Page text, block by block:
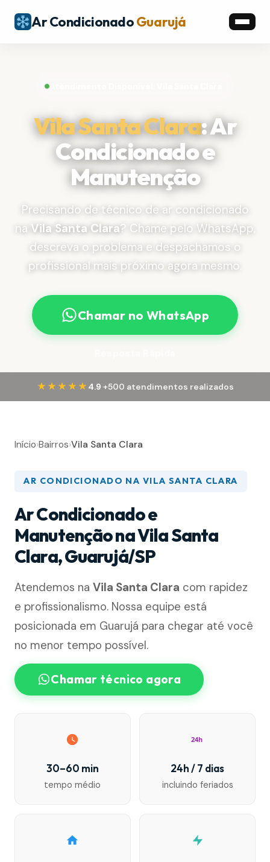
Ar CondicionadoGuarujá
Atendimento Disponível: Vila Santa Clara
Vila Santa Clara: Ar
Condicionado e
Manutenção
Precisando de técnico de ar condicionado
na Vila Santa Clara? Chame pelo WhatsApp,
descreva o problema e despachamos o
profissional mais próximo agora mesmo.
Chamar no WhatsApp
★★★★★ 4.9·+500 atendimentos realizados
Início›Bairros›Vila Santa Clara
AR CONDICIONADO NA VILA SANTA CLARA
Ar Condicionado e
Manutenção na Vila Santa
Clara, Guarujá/SP
Atendemos na Vila Santa Clara com rapidez
e profissionalismo. Nossa equipe está
posicionada em Guarujá para chegar até você
no menor tempo possível.
Chamar técnico agora
30–60 min
tempo médio
24h
24h / 7 dias
incluindo feriados